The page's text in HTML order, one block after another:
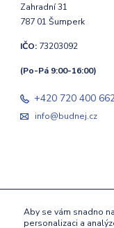
Zahradní 31
787 01 Šumperk
IČO: 73203092
(Po-Pá 9:00-16:00)
+420 720 400
info@budnej.cz
Aby se vám snadno
personalizaci a